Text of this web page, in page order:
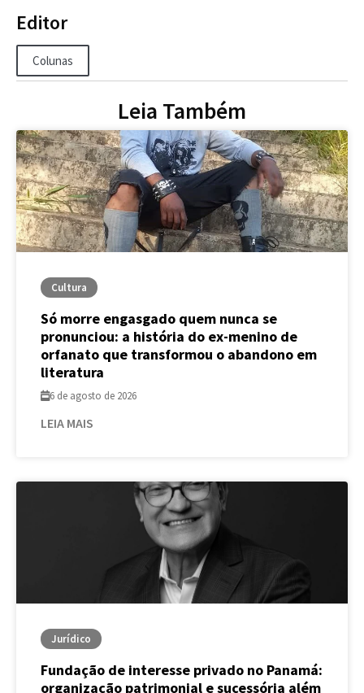
Editor
Colunas
Leia Também
Cultura
Só morre engasgado quem nunca se
pronunciou: a história do ex-menino de
orfanato que transformou o abandono em
literatura
6 de agosto de 2026
LEIA MAIS
Jurídico
Fundação de interesse privado no Panamá:
organização patrimonial e sucessória além